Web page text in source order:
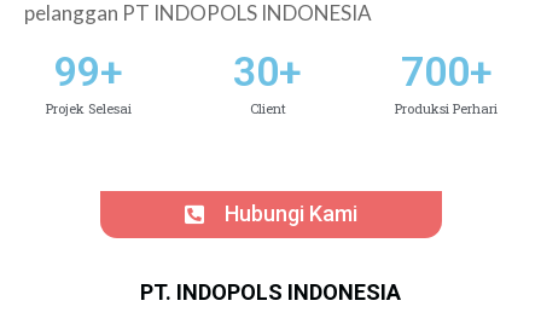
pelanggan PT INDOPOLS INDONESIA
Hubungi Kami
99+
Projek Selesai
30+
Client
700+
Produksi Perhari
PT. INDOPOLS INDONESIA